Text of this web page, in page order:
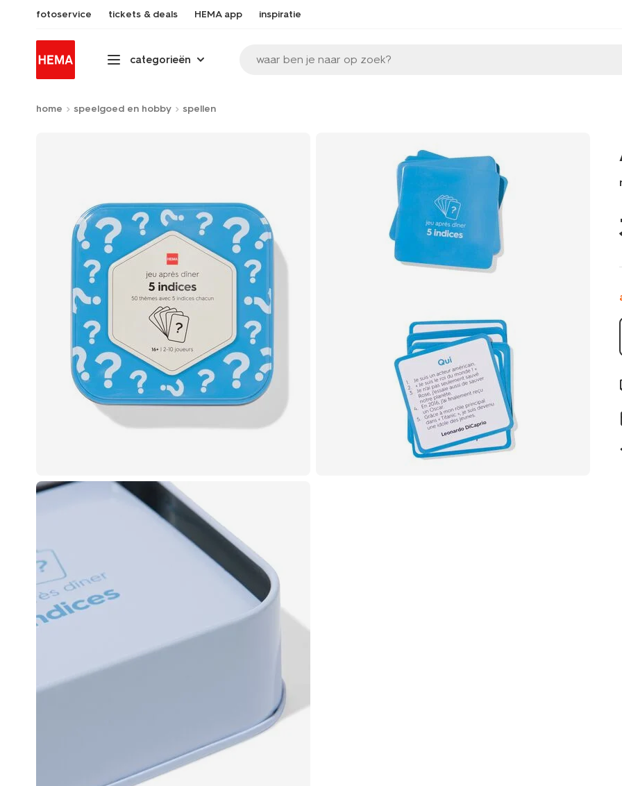
fotoservice tickets & deals HEMA app inspiratie
categorieën waar ben je naar op zoek?
home speelgoed en hobby spellen